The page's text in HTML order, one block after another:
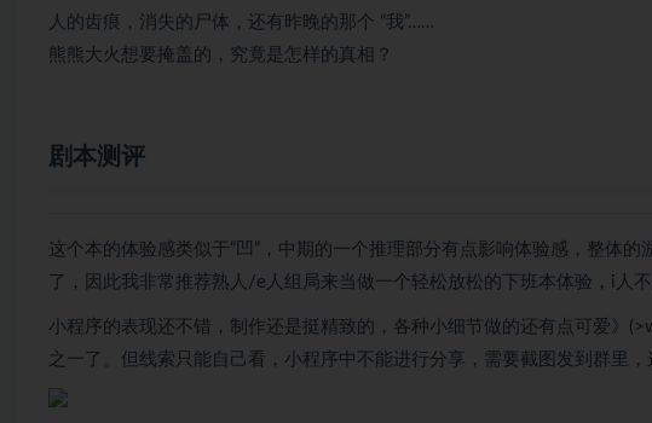
人的齿痕，消失的尸体，还有昨晚的那个 “我”……
熊熊大火想要掩盖的，究竟是怎样的真相？
剧本测评
这个本的体验感类似于“凹”，中期的一个推理部分有点影响体验感，整体
了，因此我非常推荐熟人/e人组局来当做一个轻松放松的下班本体验，i人
小程序的表现还不错，制作还是挺精致的，各种小细节做的还有点可爱》
之一了。但线索只能自己看，小程序中不能进行分享，需要截图发到群里，